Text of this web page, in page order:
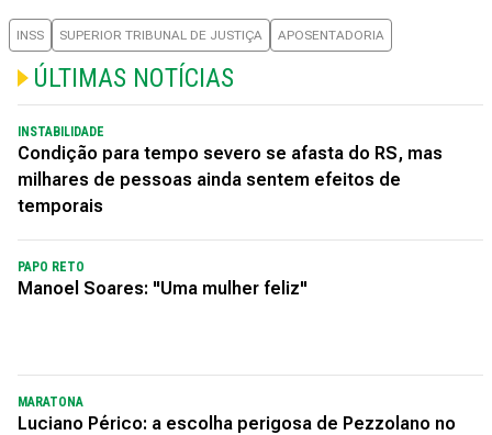
INSS SUPERIOR TRIBUNAL DE JUSTIÇA APOSENTADORIA
ÚLTIMAS NOTÍCIAS
INSTABILIDADE
Condição para tempo severo se afasta do RS, mas
milhares de pessoas ainda sentem efeitos de
temporais
PAPO RETO
Manoel Soares: "Uma mulher feliz"
MARATONA
Luciano Périco: a escolha perigosa de Pezzolano no